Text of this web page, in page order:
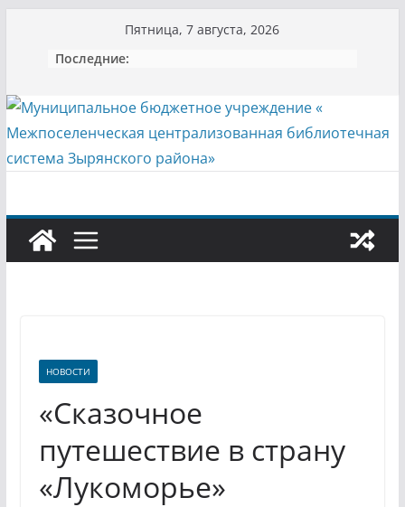
содержимому
Пятница, 7 августа, 2026
Последние:
НОВОСТИ
«Сказочное
путешествие в страну
«Лукоморье»